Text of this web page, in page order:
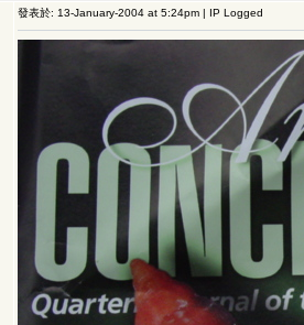
發表於: 13-January-2004 at 5:24pm | IP Logged